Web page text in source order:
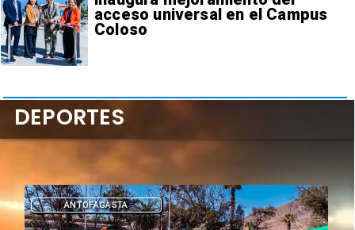
acceso universal en el Campus
Coloso
DEPORTES
DEPORTES